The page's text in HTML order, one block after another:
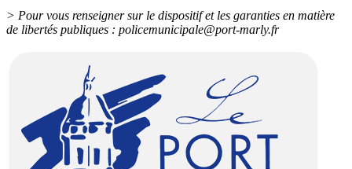
> Pour vous renseigner sur le dispositif et les garanties en matière
de libertés publiques : policemunicipale@port-marly.fr